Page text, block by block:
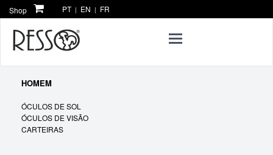
Shop PT| EN | FR
HOMEM
ÓCULOS DE SOL
ÓCULOS DE VISÃO
CARTEIRAS